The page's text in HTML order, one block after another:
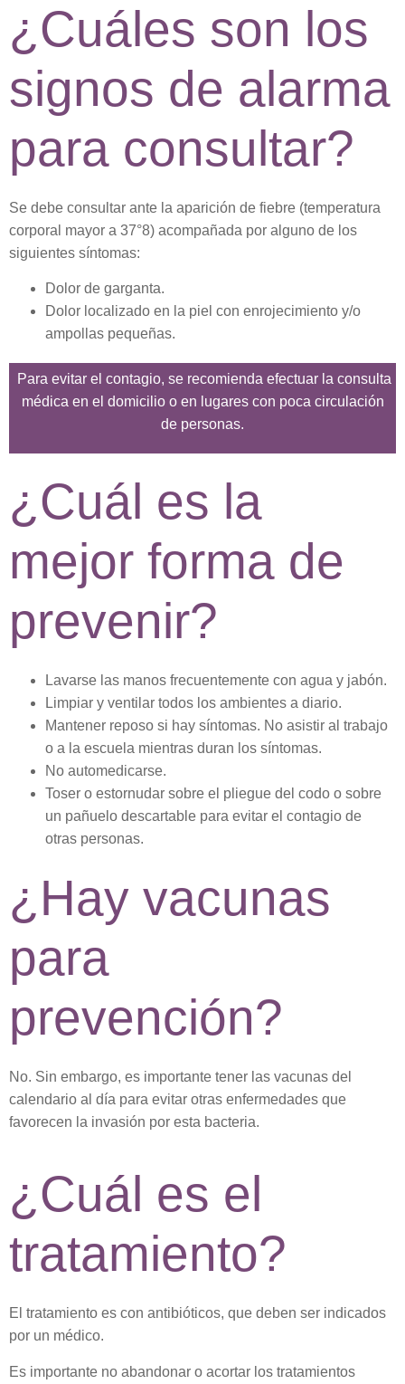
¿Cuáles son los
signos de alarma
para consultar?
Se debe consultar ante la aparición de fiebre (temperatura
corporal mayor a 37°8) acompañada por alguno de los
siguientes síntomas:
Dolor de garganta.
Dolor localizado en la piel con enrojecimiento y/o
ampollas pequeñas.
Para evitar el contagio, se recomienda efectuar la consulta
médica en el domicilio o en lugares con poca circulación
de personas.
¿Cuál es la
mejor forma de
prevenir?
Lavarse las manos frecuentemente con agua y jabón.
Limpiar y ventilar todos los ambientes a diario.
Mantener reposo si hay síntomas. No asistir al trabajo
o a la escuela mientras duran los síntomas.
No automedicarse.
Toser o estornudar sobre el pliegue del codo o sobre
un pañuelo descartable para evitar el contagio de
otras personas.
¿Hay vacunas
para
prevención?
No. Sin embargo, es importante tener las vacunas del
calendario al día para evitar otras enfermedades que
favorecen la invasión por esta bacteria.
¿Cuál es el
tratamiento?
El tratamiento es con antibióticos, que deben ser indicados
por un médico.
Es importante no abandonar o acortar los tratamientos